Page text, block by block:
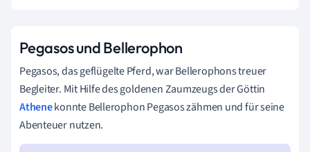
Pegasos und Bellerophon
Pegasos, das geflügelte Pferd, war Bellerophons treuer
Begleiter. Mit Hilfe des goldenen Zaumzeugs der Göttin
Athenekonnte Bellerophon Pegasos zähmen und für seine
Abenteuer nutzen.